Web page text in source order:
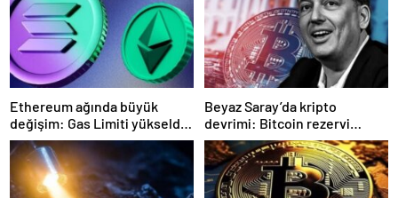
Ethereum ağında büyük
değişim: Gas Limiti yükseldi,
işlem ücretleri düşebilir mi?
Beyaz Saray’da kripto
devrimi: Bitcoin rezervi
gerçek olabilir mi?